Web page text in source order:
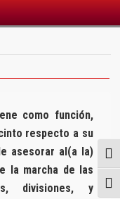
como función,
respecto a su
asesorar al(a la)
la marcha de las
divisiones, y